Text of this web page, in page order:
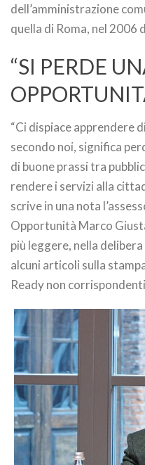
dell’amministrazione
quella di Roma, nel 2006
“SI PERDE
“Ci dispiace apprendere
secondo noi, significa
di buone prassi tra
rendere i servizi alla
scrive in una nota
Opportunità Marco
più leggere, nella
alcuni articoli sulla
Ready non